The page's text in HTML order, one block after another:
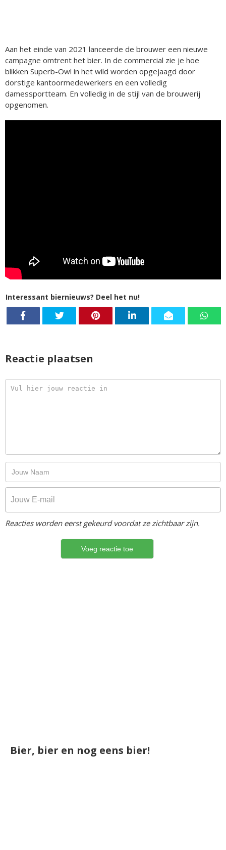
Aan het einde van 2021 lanceerde de brouwer een nieuwe
campagne omtrent het bier. In de commercial zie je hoe
blikken Superb-Owl in het wild worden opgejaagd door
dorstige kantoormedewerkers en een volledig
damessportteam. En volledig in de stijl van de brouwerij
opgenomen.
Interessant biernieuws? Deel het nu!
Reactie plaatsen
Reacties worden eerst gekeurd voordat ze zichtbaar zijn.
Bier, bier en nog eens bier!